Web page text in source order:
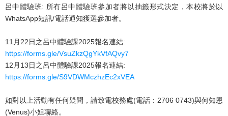
呂中體驗班: 所有呂中體驗班參加者將以抽籤形式決定，本校將於以
WhatsApp短訊/電話通知獲選參加者。
11月22日之呂中體驗課2025報名連結:
https://forms.gle/VsuZkzQgYkVfAQvy7
12月13日之呂中體驗課2025報名連結:
https://forms.gle/S9VDWMczhzEc2xVEA
如對以上活動有任何疑問，請致電校務處(電話：2706 0743)與何知恩
(Venus)小姐聯絡。